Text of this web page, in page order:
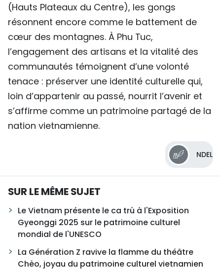
(Hauts Plateaux du Centre), les gongs
résonnent encore comme le battement de
cœur des montagnes. À Phu Tuc,
l’engagement des artisans et la vitalité des
communautés témoignent d’une volonté
tenace : préserver une identité culturelle qui,
loin d’appartenir au passé, nourrit l’avenir et
s’affirme comme un patrimoine partagé de la
nation vietnamienne.
NDEL
SUR LE MÊME SUJET
Le Vietnam présente le ca trù à l'Exposition
Gyeonggi 2025 sur le patrimoine culturel
mondial de l'UNESCO
La Génération Z ravive la flamme du théâtre
Chèo, joyau du patrimoine culturel vietnamien